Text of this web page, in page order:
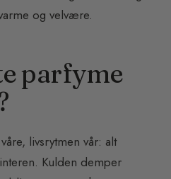
og velvære.
parfyme
livsrytmen vår: alt
Kulden demper